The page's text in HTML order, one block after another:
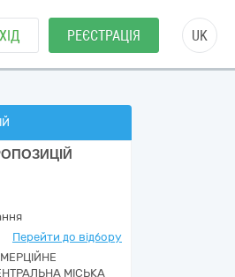
РЕЄСТРАЦІЯ UK
Перейти до відбору
МІСЬКА